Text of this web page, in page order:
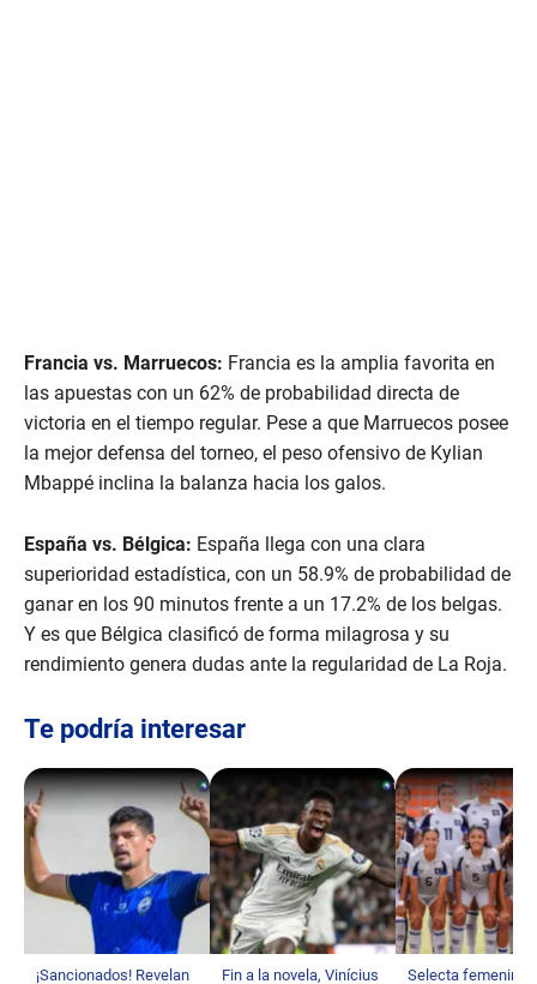
Francia vs. Marruecos: Francia es la amplia favorita en
las apuestas con un 62% de probabilidad directa de
victoria en el tiempo regular. Pese a que Marruecos posee
la mejor defensa del torneo, el peso ofensivo de Kylian
Mbappé inclina la balanza hacia los galos.
España vs. Bélgica: España llega con una clara
superioridad estadística, con un 58.9% de probabilidad de
ganar en los 90 minutos frente a un 17.2% de los belgas.
Y es que Bélgica clasificó de forma milagrosa y su
rendimiento genera dudas ante la regularidad de La Roja.
Te podría interesar
¡Sancionados! Revelan Fin a la novela, Vinícius Selecta femenina